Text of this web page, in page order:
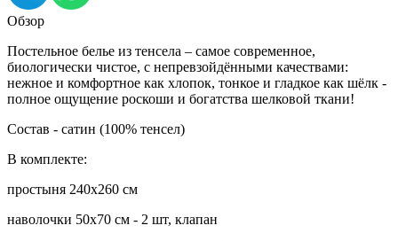
Обзор
Постельное белье из тенсела – самое современное,
биологически чистое, с непревзойдёнными качествами:
нежное и комфортное как хлопок, тонкое и гладкое как шёлк -
полное ощущение роскоши и богатства шелковой ткани!
Состав - сатин (100% тенсел)
В комплекте:
простыня 240х260 см
наволочки 50х70 см - 2 шт, клапан